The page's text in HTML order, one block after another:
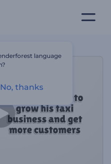
language
No, thanks